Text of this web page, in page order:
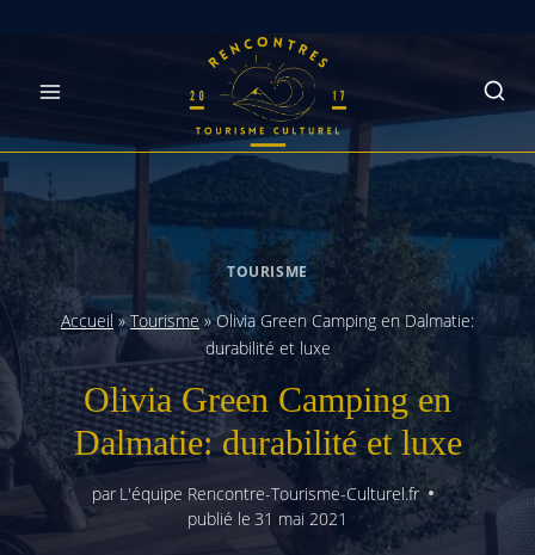
TOURISME
Accueil »Tourisme»Olivia Green Camping en Dalmatie:
durabilité et luxe
Olivia Green Camping en
Dalmatie: durabilité et luxe
par L'équipe Rencontre-Tourisme-Culturel.fr
publié le 31 mai 2021